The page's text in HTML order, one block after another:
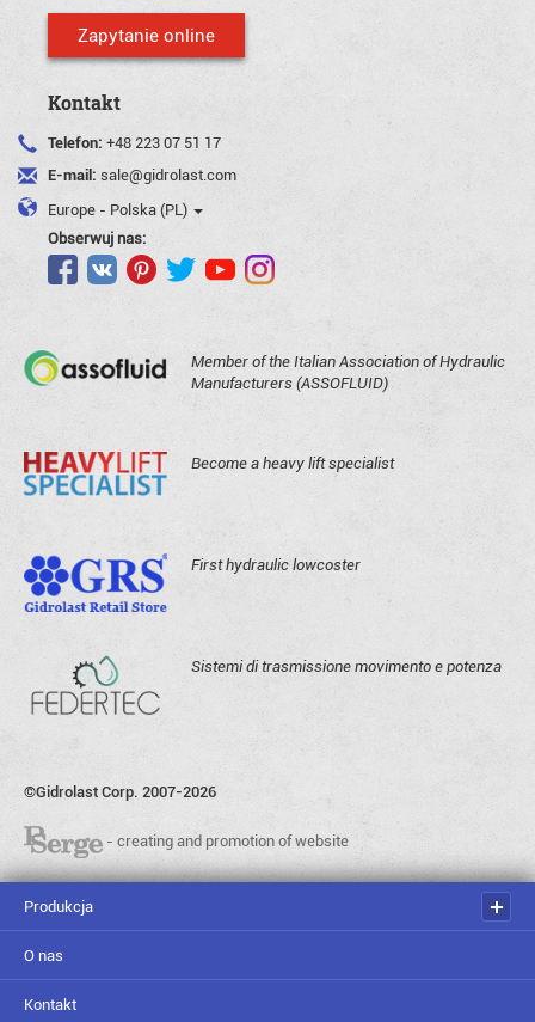
Zapytanie online
Kontakt
Telefon: +48 223 07 51 17
E-mail: sale@gidrolast.com
Europe - Polska (PL)
Obserwuj nas:
Member of the Italian Association of Hydraulic
Manufacturers (ASSOFLUID)
Become a heavy lift specialist
First hydraulic lowcoster
Sistemi di trasmissione movimento e potenza
©Gidrolast Corp. 2007-2026
- creating and promotion of website
Produkcja
O nas
Kontakt